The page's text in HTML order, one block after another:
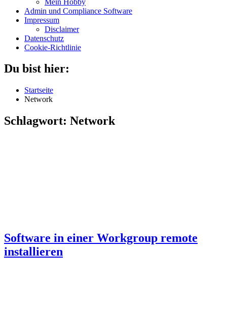
Admin und Compliance Software
Impressum
Disclaimer
Datenschutz
Cookie-Richtlinie
Du bist hier:
Startseite
Network
Schlagwort: Network
Software in einer Workgroup remote
installieren